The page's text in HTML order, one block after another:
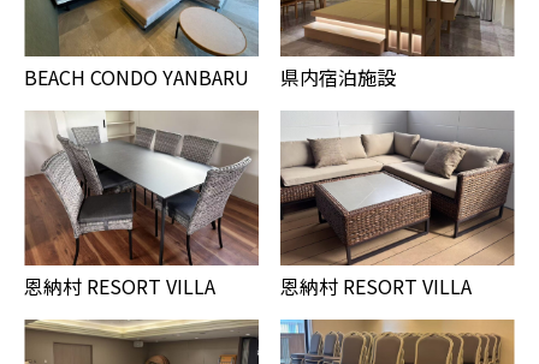
BEACH CONDO YANBARU 県内宿泊施設
恩納村 RESORT VILLA 恩納村 RESORT VILLA